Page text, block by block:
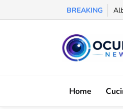
BREAKING
Home